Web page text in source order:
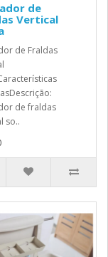
de
Vertical
de Fraldas
de fraldas
so..